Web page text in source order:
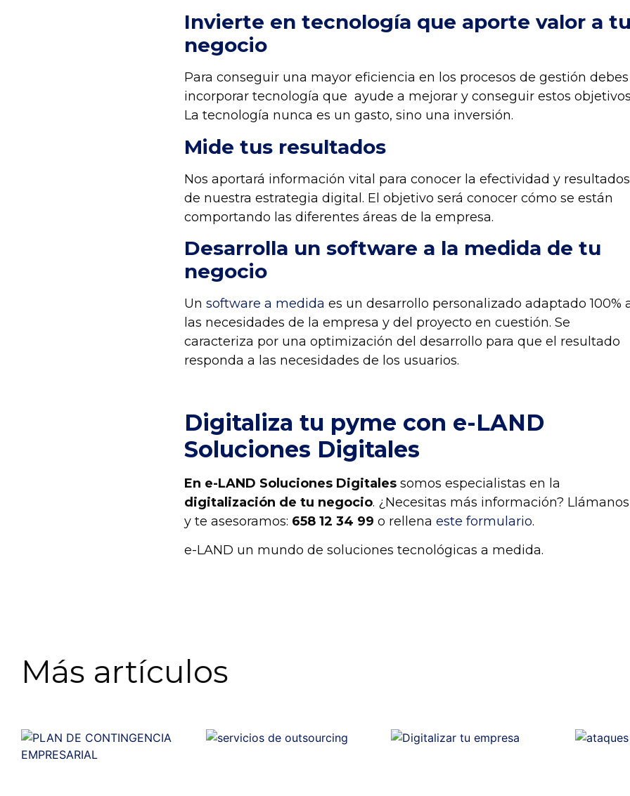
Invierte en tecnología que aporte valor a
negocio
Para conseguir una mayor eficiencia en los procesos de gestión debes
incorporar tecnología que ayude a mejorar y conseguir estos
La tecnología nunca es un gasto, sino una inversión.
Mide tus resultados
Nos aportará información vital para conocer la efectividad y resultados
de nuestra estrategia digital. El objetivo será conocer cómo se están
comportando las diferentes áreas de la empresa.
Desarrolla un software a la medida de tu
negocio
Unsoftware a medida es un desarrollo personalizado adaptado 100%
las necesidades de la empresa y del proyecto en cuestión. Se
caracteriza por una optimización del desarrollo para que el resultado
responda a las necesidades de los usuarios.
Digitaliza tu pyme con e-LAND
Soluciones Digitales
En e-LAND Soluciones Digitales somos especialistas en la
digitalización de tu negocio. ¿Necesitas más información? Llámanos
y te asesoramos: 658 12 34 99 o rellenaeste formulario.
e-LAND un mundo de soluciones tecnológicas a medida.
Más artículos